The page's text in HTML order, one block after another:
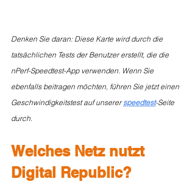
Denken Sie daran: Diese Karte wird durch die
tatsächlichen Tests der Benutzer erstellt, die die
nPerf-Speedtest-App verwenden. Wenn Sie
ebenfalls beitragen möchten, führen Sie jetzt einen
Geschwindigkeitstest auf unserer speedtest-Seite
durch.
Welches Netz nutzt
Digital Republic?